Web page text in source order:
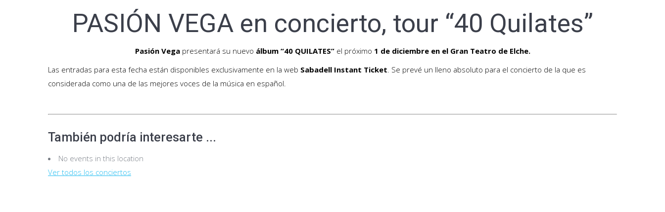
PASIÓN VEGA en concierto, tour “40 Quilates”
Pasión Vegapresentará su nuevo álbum “40 QUILATES”el próximo 1 de diciembre en el Gran Teatro de Elche.
Las entradas para esta fecha están disponibles exclusivamente en la web Sabadell Instant Ticket. Se prevé un lleno absoluto para el concierto de la que es
considerada como una de las mejores voces de la música en español.
También podría interesarte ...
No events in this location
Ver todos los conciertos